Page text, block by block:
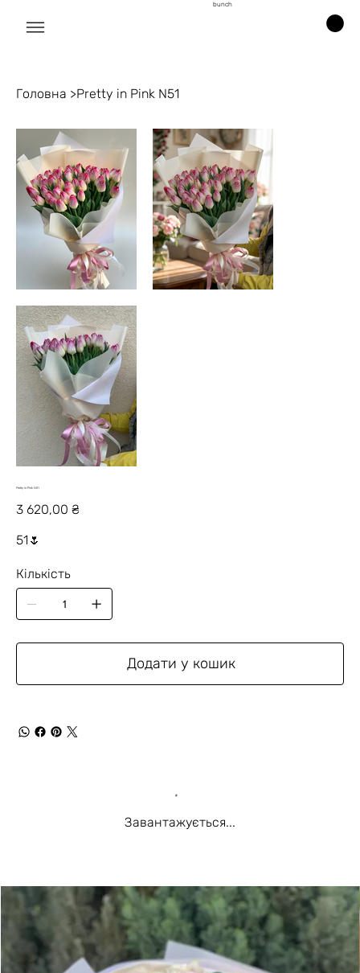
bunch
Головна >Pretty in Pink N51
Pretty in Pink N51
Ціна
3 620,00 ₴
51🌷
Кількість
Додати у кошик
Завантажується...